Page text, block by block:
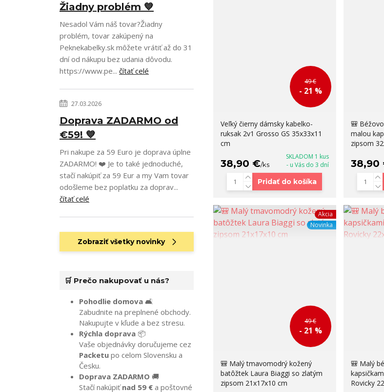
49 €
- 21 %
Veľký čierny dámsky kabelko-
ruksak 2v1 Grosso GS 35x33x11
cm
38,90 €/ks
SKLADOM 1 kus
- u Vás do 3 dní
Pridať do košíka
🎒
malou
zipsom
38,90
Akcia
Novinka
49 €
- 21 %
🎒 Malý tmavomodrý kožený
batôžtek Laura Biaggi so zlatým
zipsom 21x17x10 cm
🎒 Malý
Rovicky
Žiadny problém 💙
Nesadol Vám náš tovar?Žiadny
problém, tovar zakúpený na
Peknekabelky.sk môžete vrátiť až do 31
dní od nákupu bez udania dôvodu.
https://www.pe... čítať celé
27.03.2026
Doprava ZADARMO od
€59! 💙
Pri nakupe za 59 Euro je doprava úplne
ZADARMO! ❤️ Je to také jednoduché,
stačí nakúpiť za 59 Eur a my Vam tovar
odošleme bez poplatku za doprav...
čítať celé
Zobraziť všetky novinky
🛒 Prečo nakupovať u nás?
Pohodlie domova 🛋️
Zabudnite na preplnené obchody.
Nakupujte v kľude a bez stresu.
Rýchla doprava 📦
Vaše objednávky doručujeme cez
Packetu po celom Slovensku a
Česku.
Doprava ZADARMO 🚚
Stačí nakúpiťnad 59 € a poštovné